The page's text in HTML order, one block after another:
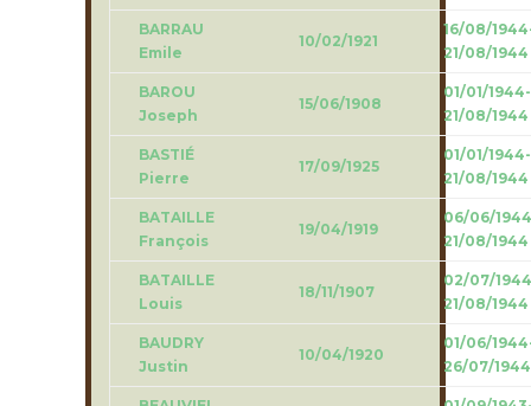
BARRAU
Emile
10/02/1921
16/08/
21/08/1944
BAROU
Joseph
15/06/1908
01/01/1944-
21/08/1944
BASTIÉ
Pierre
17/09/1925
01/01/1944-
21/08/1944
BATAILLE
François
19/04/1919
06/06/
21/08/1944
BATAILLE
Louis
18/11/1907
02/07/
21/08/1944
BAUDRY
Justin
10/04/1920
01/06/
26/07/1944